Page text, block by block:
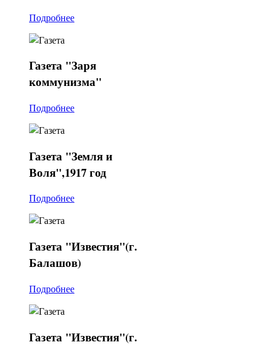
Подробнее
Газета "Заря
коммунизма"
Подробнее
Газета "Земля и
Воля",1917 год
Подробнее
Газета "Известия"(г.
Балашов)
Подробнее
Газета "Известия"(г.